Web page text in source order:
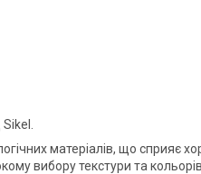
матеріалів, що сприяє
вибору текстури та